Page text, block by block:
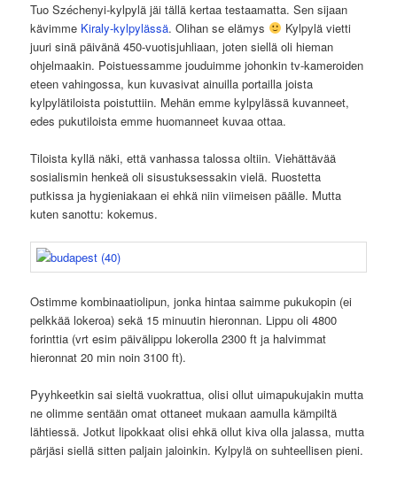
Tuo Széchenyi-kylpylä jäi tällä kertaa testaamatta. Sen sijaan
kävimme Kiraly-kylpylässä. Olihan se elämys
Kylpylä vietti
juuri sinä päivänä 450-vuotisjuhliaan, joten siellä oli hieman
ohjelmaakin. Poistuessamme jouduimme johonkin tv-kameroiden
eteen vahingossa, kun kuvasivat ainuilla portailla joista
kylpylätiloista poistuttiin. Mehän emme kylpylässä kuvanneet,
edes pukutiloista emme huomanneet kuvaa ottaa.
Tiloista kyllä näki, että vanhassa talossa oltiin. Viehättävää
sosialismin henkeä oli sisustuksessakin vielä. Ruostetta
putkissa ja hygieniakaan ei ehkä niin viimeisen päälle. Mutta
kuten sanottu: kokemus.
Ostimme kombinaatiolipun, jonka hintaa saimme pukukopin (ei
pelkkää lokeroa) sekä 15 minuutin hieronnan. Lippu oli 4800
forinttia (vrt esim päivälippu lokerolla 2300 ft ja halvimmat
hieronnat 20 min noin 3100 ft).
Pyyhkeetkin sai sieltä vuokrattua, olisi ollut uimapukujakin mutta
ne olimme sentään omat ottaneet mukaan aamulla kämpiltä
lähtiessä. Jotkut lipokkaat olisi ehkä ollut kiva olla jalassa, mutta
pärjäsi siellä sitten paljain jaloinkin. Kylpylä on suhteellisen pieni.